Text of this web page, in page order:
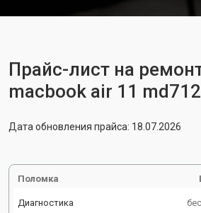
Прайс-лист на
macbook air 11 md712
Дата обновления прайса: 18.07.2026
Поломка
Диагностика